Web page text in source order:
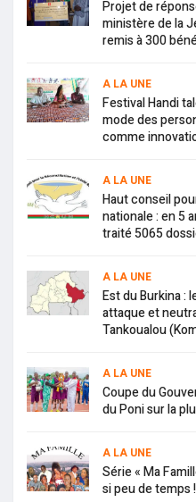
Projet de
ministère de la
remis à 300
A LA UNE
Festival Handi
mode des
comme
A LA UNE
Haut conseil
nationale : en 5
traité 5065
A LA UNE
Est du Burkina :
attaque et
Tankoualou
A LA UNE
Coupe du
du Poni sur la
A LA UNE
Série « Ma
si peu de temps !